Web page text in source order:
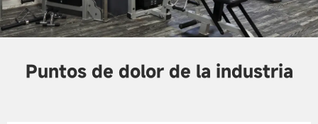
Puntos de dolor de la industria